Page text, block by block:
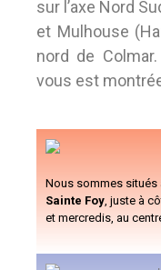
sur l’axe Nord
et Mulhouse
nord de
vous est
Nous sommes situés
Sainte Foy, juste à
et mercredis, au